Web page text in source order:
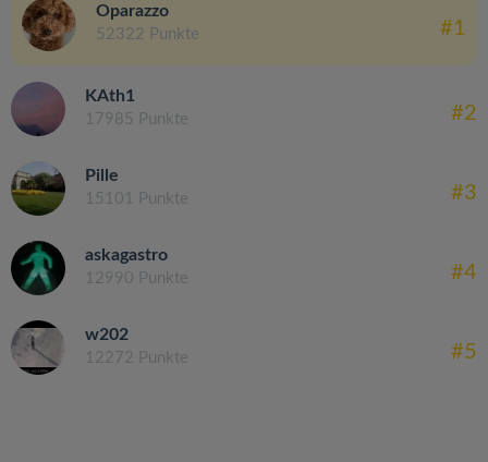
Oparazzo
52322 Punkte #1
KAth1
17985 Punkte #2
Pille
15101 Punkte #3
askagastro
12990 Punkte #4
w202
12272 Punkte #5